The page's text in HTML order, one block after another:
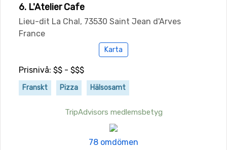
6. L'Atelier Cafe
Lieu-dit La Chal, 73530 Saint Jean d'Arves
France
Karta
Prisnivå: $$ - $$$
Franskt Pizza Hälsosamt
TripAdvisors medlemsbetyg
78 omdömen